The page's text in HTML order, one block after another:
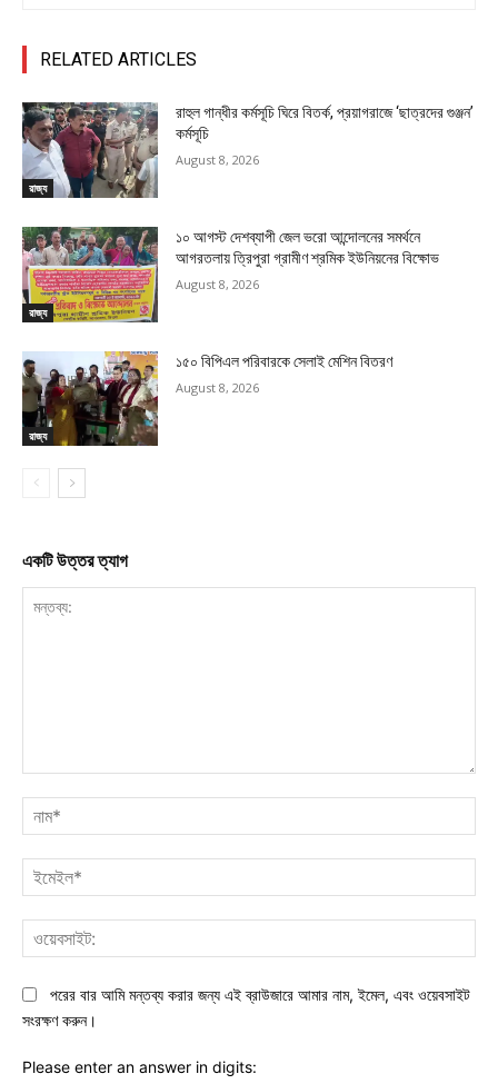
RELATED ARTICLES
রাজ্য
রাহুল গান্ধীর কর্মসূচি ঘিরে বিতর্ক, প্রয়াগরাজে ‘ছাত্রদের গুঞ্জন’
কর্মসূচি
August 8, 2026
রাজ্য
১০ আগস্ট দেশব্যাপী জেল ভরো আন্দোলনের সমর্থনে
আগরতলায় ত্রিপুরা গ্রামীণ শ্রমিক ইউনিয়নের বিক্ষোভ
August 8, 2026
রাজ্য
১৫০ বিপিএল পরিবারকে সেলাই মেশিন বিতরণ
August 8, 2026
একটি উত্তর ত্যাগ
পরের বার আমি মন্তব্য করার জন্য এই ব্রাউজারে আমার নাম, ইমেল, এবং ওয়েবসাইট
সংরক্ষণ করুন।
Please enter an answer in digits: